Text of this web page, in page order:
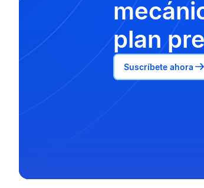
plan
Suscríbete ahora